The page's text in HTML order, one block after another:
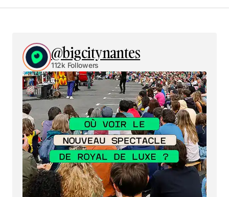
@bigcitynantes
112k Followers